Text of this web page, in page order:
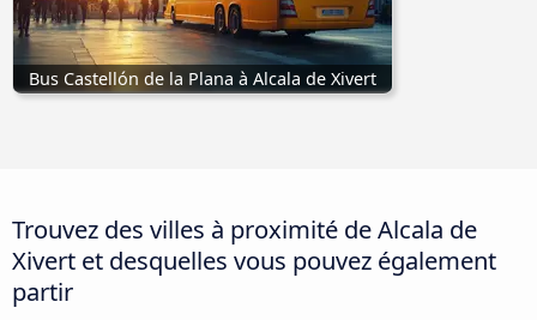
Bus Castellón de la Plana à Alcala de Xivert
Trouvez des villes à proximité de Alcala de
Xivert et desquelles vous pouvez également
partir